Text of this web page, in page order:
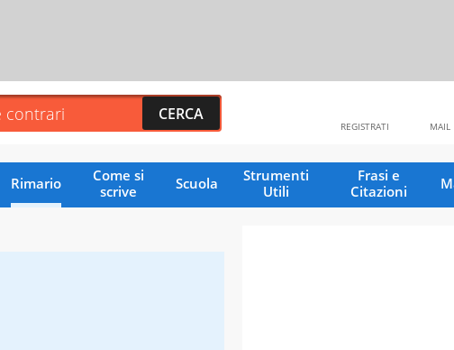
MAIL
REGISTRATI
Rimario
Come si
scrive
Scuola
Strumenti
Utili
Frasi e
Citazioni